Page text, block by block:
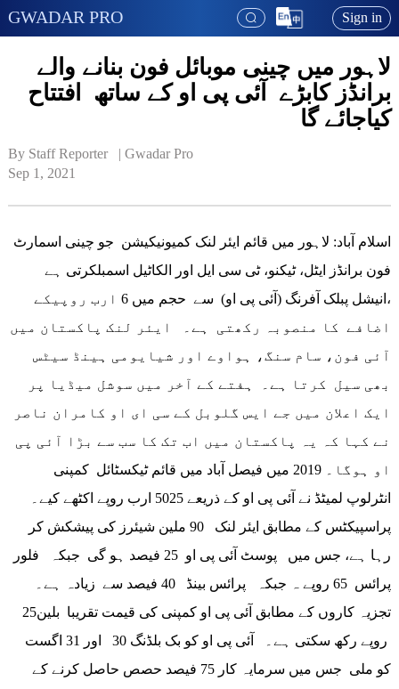
GWADAR PRO Sign in
لاہور میں چینی موبائل فون بنانے والے
برانڈز کابڑے آئی پی او کے ساتھ افتتاح
کیاجائے گا
By Staff Reporter   | Gwadar Pro
Sep 1, 2021
اسلام آباد: لاہور میں قائم ایئر لنک کمیونیکیشن جو چینی اسمارٹ
فون برانڈز ایٹل، ٹیکنو، ٹی سی ایل اور الکاٹیل اسمبلکرتی ہے
،انیشل پبلک آفرنگ (آئی پی او) سے حجم میں 6 ارب روپیکے
اضافے کا منصوبہ رکھتی ہے۔ ایئر لنک پاکستان میں
آئی فون، سام سنگ، ہواوے اور شیایومی ہینڈ سیٹس
بھی سیل کرتا ہے۔ ہفتے کے آخر میں سوشل میڈیا پر
ایک اعلان میں جے ایس گلوبل کے سی ای او کامران ناصر
نے کہا کہ یہ پاکستان میں اب تک کا سب سے بڑا آئی پی
او ہوگا۔ 2019 میں فیصل آباد میں قائم ٹیکسٹائل کمپنی
انٹرلوپ لمیٹڈ نے آئی پی او کے ذریعے 5025 ارب روپے اکٹھے کیے۔
پراسپیکٹس کے مطابق ایئر لنک 90 ملین شیئرز کی پیشکش کر
رہا ہے، جس میں پوسٹ آئی پی او 25 فیصد ہو گی جبکہ فلور
پرائس 65 روپے ہ جبکہ پرائس بینڈ 40 فیصد سے زیادہ ہے۔
تجزیہ کاروں کے مطابق آئی پی او کمپنی کی قیمت تقریبا بلین25
روپے رکھ سکتی ہے۔ آئی پی او کو بک بلڈنگ 30 اور 31 اگست
کو ملی جس میں سرمایہ کار 75 فیصد حصص حاصل کرنے کے